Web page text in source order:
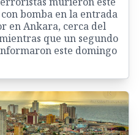
bomba en la entrada
en Ankara, cerca del
que un segundo
este domingo